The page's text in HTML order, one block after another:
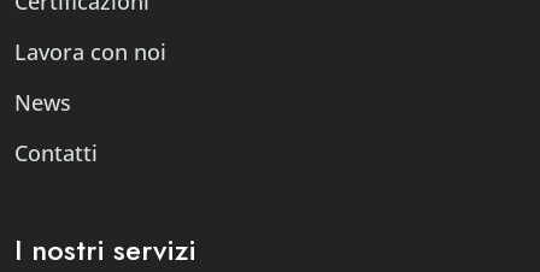
Lavora con noi
News
Contatti
I nostri servizi